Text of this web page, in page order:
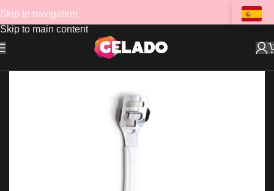
Skip to navigation
Skip to main content